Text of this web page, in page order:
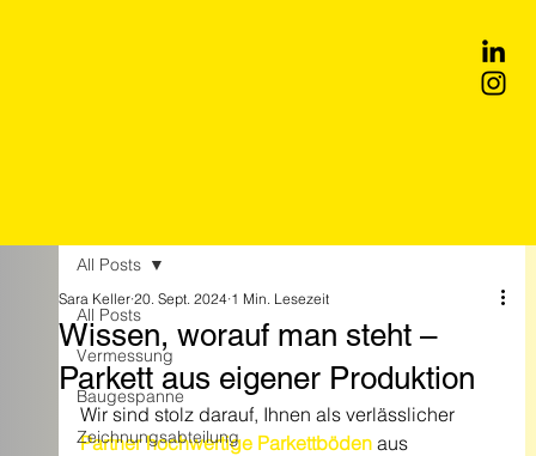
All Posts
Vermessung
Baugespanne
Zeichnungsabteilung
All Posts
Wissen, worauf man steht –
Parkett aus eigener Produktion
Sara Keller 20. Sept. 2024 1 Min. Lesezeit
Wir sind stolz darauf, Ihnen als verlässlicher
Partner hochwertige Parkettböden aus